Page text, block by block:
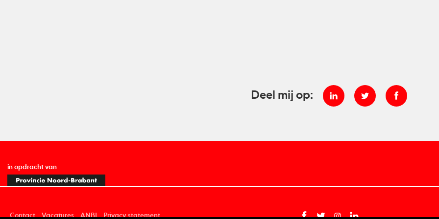
Deel mij op:
in opdracht van
Contact Vacatures ANBI Privacy statement